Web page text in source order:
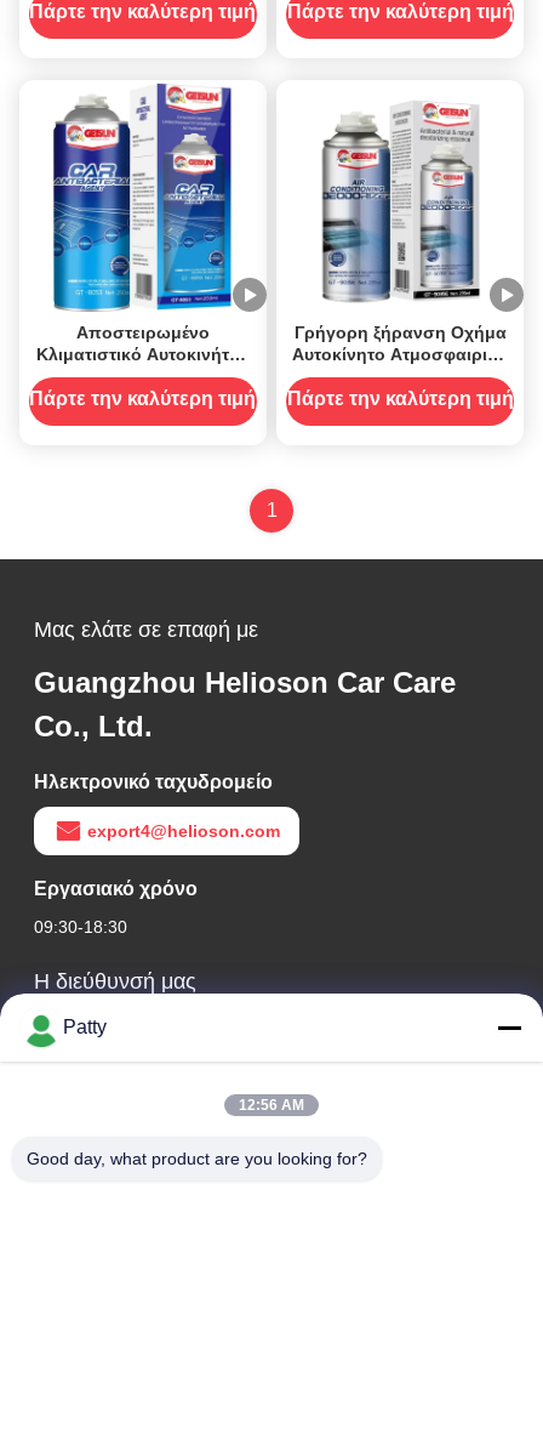
Πάρτε την καλύτερη τιμή
καθαριστικό AC
απολυμαντικό ψεκαστικό
Πάρτε την καλύτερη τιμή
Αποστειρωμένο
Κλιματιστικό Αυτοκινήτου
Καθαριστικό
Αντιβακτηριακό Πράκτορα
Πάρτε την καλύτερη τιμή
Γρήγορη ξήρανση Οχήμα
Αυτοκίνητο Ατμοσφαιρικό
Απολυμαντικό Σπρέι
Αποσμητικό Καθαριστικό
Πάρτε την καλύτερη τιμή
1
Μας ελάτε σε επαφή με
Guangzhou Helioson Car Care
Co., Ltd.
Ηλεκτρονικό ταχυδρομείο
export4@helioson.com
Εργασιακό χρόνο
09:30-18:30
Η διεύθυνσή μας
Διεύθυνση Εταιρείας
Δωμάτιο 1801-1803, κτίριο Α3, κεντρική πλατεία της
Οδός Λονγκντόνγκ αριθ. 8, βιομηχανικό πάρκο υψηλής
Patty
12:56 AM
Good day, what product are you looking for?